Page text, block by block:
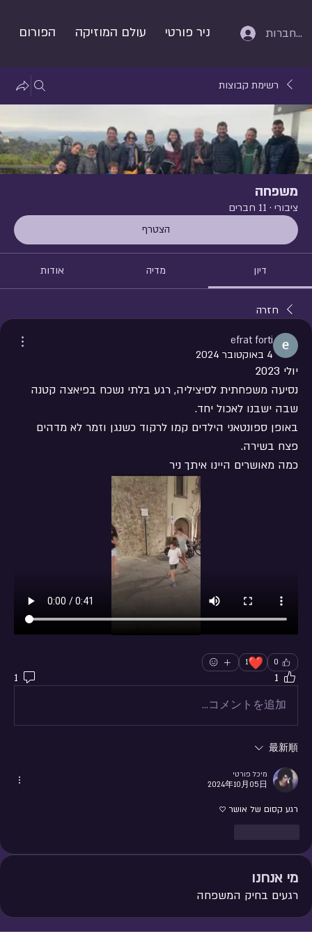
הפורום עולם המוזיקה ניר פורטי התחברות
רשימת קבוצות
משפחה
ציבורי · 11 חברים
הצטרף
דיון מדיה אודות
חזרה
efrat forti
4 באוקטובר 2024
יולי 2023
שבה ישבנו לאכול יחד.
פצח בשירה.
כמה מאושרים היינו איתך ניר
0
❤️
1
1
1
コメントを追加…
最新順
מיכל פורטי
2024年10月05日
רגע קסום של אושר ♡
מי אנחנו
רגעים בחיק המשפחה